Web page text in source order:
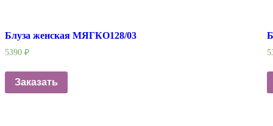
Блуза женская МЯГКО128/03
5390 ₽
Заказать